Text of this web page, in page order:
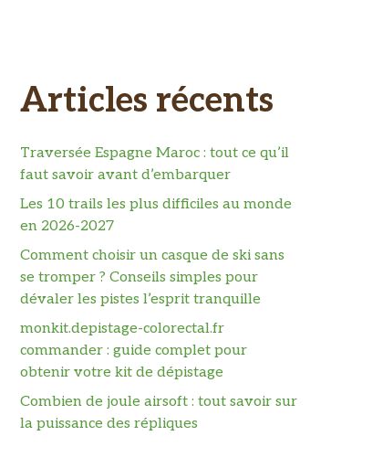
Articles récents
Traversée Espagne Maroc : tout ce qu’il
faut savoir avant d’embarquer
Les 10 trails les plus difficiles au monde
en 2026-2027
Comment choisir un casque de ski sans
se tromper ? Conseils simples pour
dévaler les pistes l’esprit tranquille
monkit.depistage-colorectal.fr
commander : guide complet pour
obtenir votre kit de dépistage
Combien de joule airsoft : tout savoir sur
la puissance des répliques